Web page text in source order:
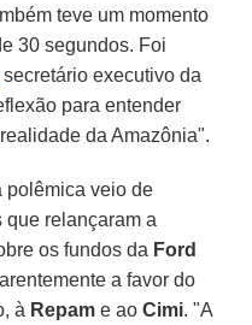
teve um momento
30 segundos. Foi
secretário executivo da
para entender
da Amazônia".
polêmica veio de
relançaram a
os fundos da Ford
a favor do
à Repam e aoCimi. "A